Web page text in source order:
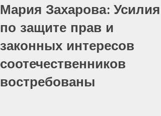
Мария Захарова: Усилия
по защите прав и
законных интересов
соотечественников
востребованы